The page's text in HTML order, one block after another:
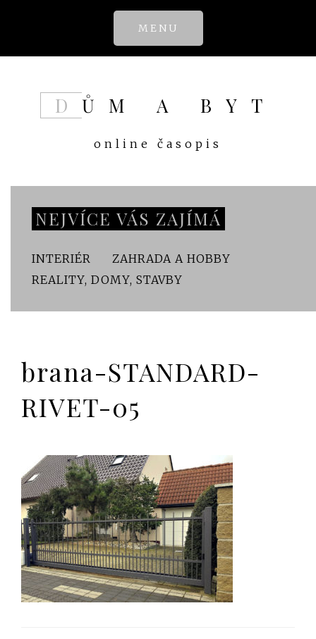
content
MENU
DŮM A BYT
online časopis
NEJVÍCE VÁS ZAJÍMÁ
INTERIÉR
ZAHRADA A HOBBY
REALITY, DOMY, STAVBY
brana-STANDARD-
RIVET-05